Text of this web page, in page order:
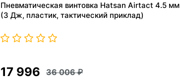
Пневматическая винтовка Hatsan Airtact 4.5 мм
(3 Дж, пластик, тактический приклад)
17 996 36 006